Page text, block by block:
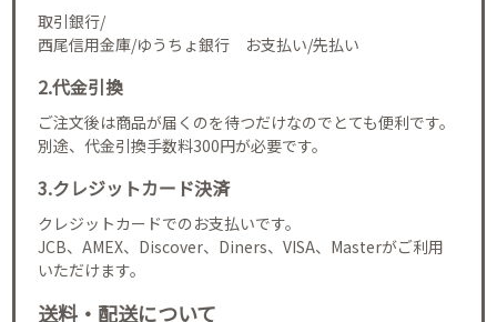
取引銀行/
西尾信用金庫/ゆうちょ銀行 お支払い/先払い
2.代金引換
ご注文後は商品が届くのを待つだけなのでとても便利です。
別途、代金引換手数料300円が必要です。
3.クレジットカード決済
クレジットカードでのお支払いです。
JCB、AMEX、Discover、Diners、VISA、Masterがご利用
いただけます。
送料・配送について